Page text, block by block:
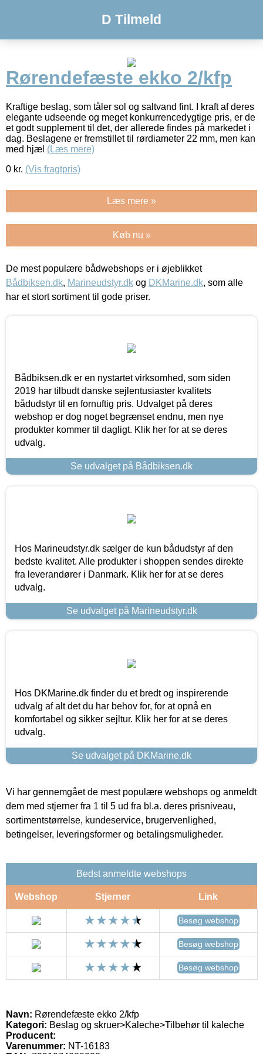
D Tilmeld
Rørendefæste ekko 2/kfp
Kraftige beslag, som tåler sol og saltvand fint. I kraft af deres
elegante udseende og meget konkurrencedygtige pris, er de
et godt supplement til det, der allerede findes på markedet i
dag. Beslagene er fremstillet til rørdiameter 22 mm, men kan
med hjæl (Læs mere)
0 kr. (Vis fragtpris)
Læs mere »
Køb nu »
De mest populære bådwebshops er i øjeblikket
Bådbiksen.dk, Marineudstyr.dk og DKMarine.dk, som alle
har et stort sortiment til gode priser.
Bådbiksen.dk er en nystartet virksomhed, som siden
2019 har tilbudt danske sejlentusiaster kvalitets
bådudstyr til en fornuftig pris. Udvalget på deres
webshop er dog noget begrænset endnu, men nye
produkter kommer til dagligt. Klik her for at se deres
udvalg.
Se udvalget på Bådbiksen.dk
Hos Marineudstyr.dk sælger de kun bådudstyr af den
bedste kvalitet. Alle produkter i shoppen sendes direkte
fra leverandører i Danmark. Klik her for at se deres
udvalg.
Se udvalget på Marineudstyr.dk
Hos DKMarine.dk finder du et bredt og inspirerende
udvalg af alt det du har behov for, for at opnå en
komfortabel og sikker sejltur. Klik her for at se deres
udvalg.
Se udvalget på DKMarine.dk
Vi har gennemgået de mest populære webshops og anmeldt
dem med stjerner fra 1 til 5 ud fra bl.a. deres prisniveau,
sortimentstørrelse, kundeservice, brugervenlighed,
betingelser, leveringsformer og betalingsmuligheder.
Bedst anmeldte webshops
Webshop Stjerner Link
Besøg webshop
Besøg webshop
Besøg webshop
Navn: Rørendefæste ekko 2/kfp
Kategori: Beslag og skruer>Kaleche>Tilbehør til kaleche
Producent:
Varenummer: NT-16183